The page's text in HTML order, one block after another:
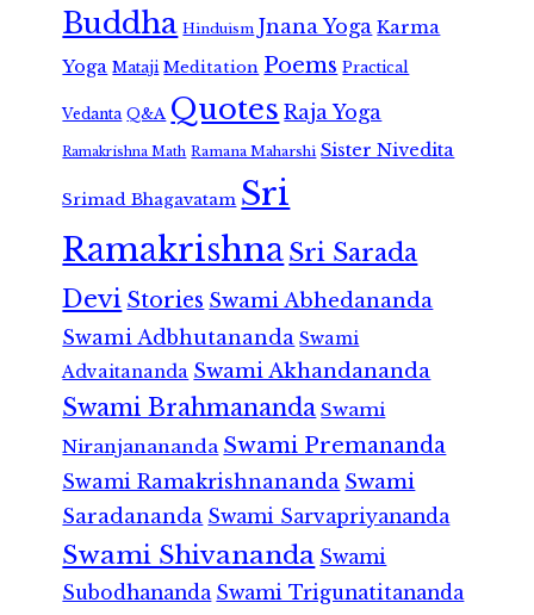
Buddha Hinduism Jnana Yoga Karma
Yoga Mataji Meditation Poems Practical
Vedanta Q&A Quotes Raja Yoga
Ramakrishna Math Ramana Maharshi Sister Nivedita
Srimad Bhagavatam Sri
RamakrishnaSri Sarada
Devi Stories Swami Abhedananda
Swami Adbhutananda Swami
Advaitananda Swami Akhandananda
Swami Brahmananda Swami
Niranjanananda Swami Premananda
Swami Ramakrishnananda Swami
Saradananda Swami Sarvapriyananda
Swami Shivananda Swami
Subodhananda Swami Trigunatitananda